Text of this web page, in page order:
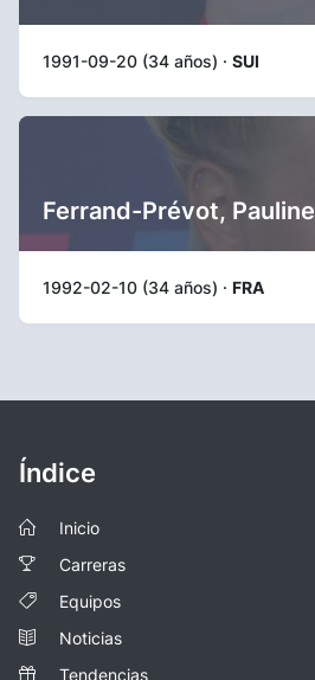
1991-09-20 (34 años) · SUI
Ferrand-Prévot, Pauline
1992-02-10 (34 años) · FRA
Índice
Inicio
Carreras
Equipos
Noticias
Tendencias